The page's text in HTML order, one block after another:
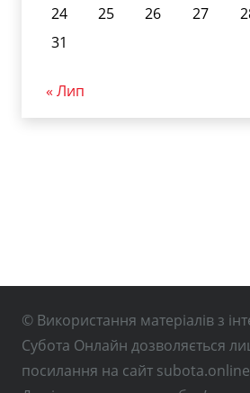
24
25 26 27
31
« Лип
© Використання матеріалів з
Субота Онлайн дозволяється
посилання на сайт subota.online